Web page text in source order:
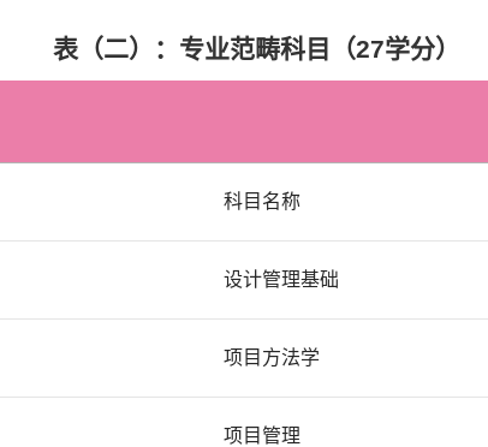
表（二）：专业范畴科目（27学分）
科目名称
设计管理基础
项目方法学
项目管理